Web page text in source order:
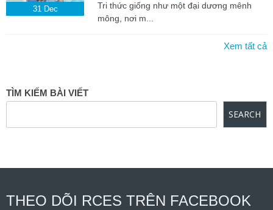
31 Dec
Tri thức giống như một đại dương mênh
mông, nơi m...
Xem tất cả
TÌM KIẾM BÀI VIẾT
SEARCH
THEO DÕI RCES TRÊN FACEBOOK